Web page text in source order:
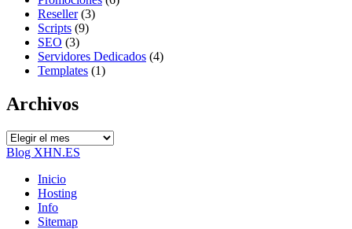
Reseller(3)
Scripts (9)
SEO (3)
Servidores Dedicados (4)
Templates (1)
Archivos
Archivos
Blog XHN.ES
Inicio
Hosting
Info
Sitemap